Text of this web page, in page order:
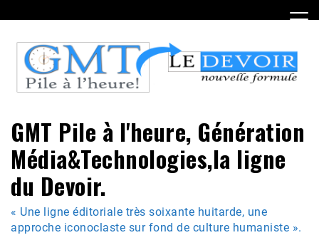
to
content
GMT Pile à l'heure, Génération
Média&Technologies,la ligne
du Devoir.
« Une ligne éditoriale très soixante huitarde, une
approche iconoclaste sur fond de culture humaniste ».